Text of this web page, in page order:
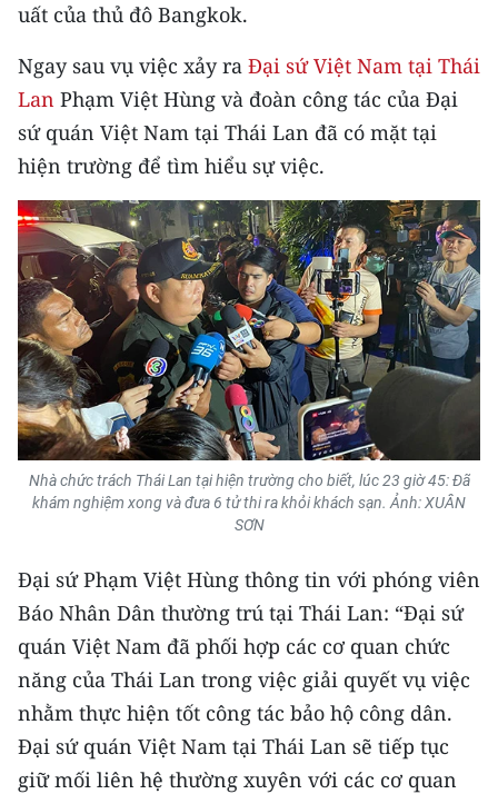
54 DÂN TỘC VIỆT NAM
CHƯƠNG TRÌNH OCOP - MỖI XÃ
MỘT SẢN PHẨM
RADIO
MEDIA CENTER
E-Magazine
Video
Media Chính trị
Media Kinh tế
Media Văn hóa
Media Pháp luật
Media Du lịch
Media Thế giới
Media Thể thao
Media Giáo dục
uất của thủ đô Bangkok.
Ngay sau vụ việc xảy ra Đại sứ Việt Nam tại Thái
Lan Phạm Việt Hùng và đoàn công tác của Đại
sứ quán Việt Nam tại Thái Lan đã có mặt tại
hiện trường để tìm hiểu sự việc.
Nhà chức trách Thái Lan tại hiện trường cho biết, lúc 23 giờ 45: Đã
khám nghiệm xong và đưa 6 tử thi ra khỏi khách sạn. Ảnh: XUÂN
SƠN
Đại sứ Phạm Việt Hùng thông tin với phóng viên
Báo Nhân Dân thường trú tại Thái Lan: “Đại sứ
quán Việt Nam đã phối hợp các cơ quan chức
năng của Thái Lan trong việc giải quyết vụ việc
nhằm thực hiện tốt công tác bảo hộ công dân.
Đại sứ quán Việt Nam tại Thái Lan sẽ tiếp tục
giữ mối liên hệ thường xuyên với các cơ quan